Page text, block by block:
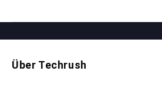
Über Techrush